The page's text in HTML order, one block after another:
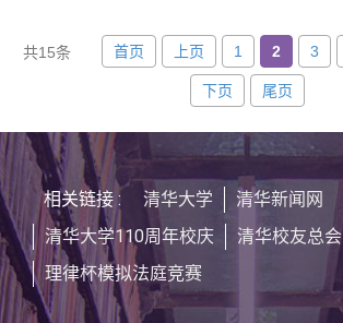
共15条 首页 上页 1 2 3
下页 尾页
相关链接 : 清华大学
清华新闻网
清华大学110周年校庆
清华校友总会
理律杯模拟法庭竞赛